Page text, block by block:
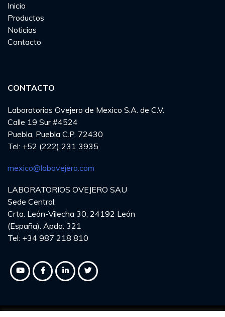
Inicio
Productos
Noticias
Contacto
CONTACTO
Laboratorios Ovejero de Mexico S.A. de C.V.
Calle 19 Sur #4524
Puebla, Puebla C.P. 72430
Tel: +52 (222) 231 3935
mexico@labovejero.com
LABORATORIOS OVEJERO SAU
Sede Central:
Crta. León-Vilecha 30, 24192 León
(España). Apdo. 321
Tel: +34 987 218 810